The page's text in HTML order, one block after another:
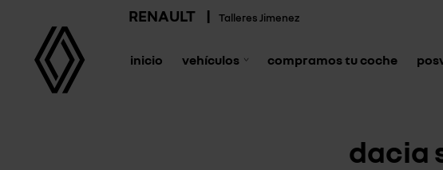
RENAULT | Talleres Jimenez
inicio vehículos compramos tu coche
dacia